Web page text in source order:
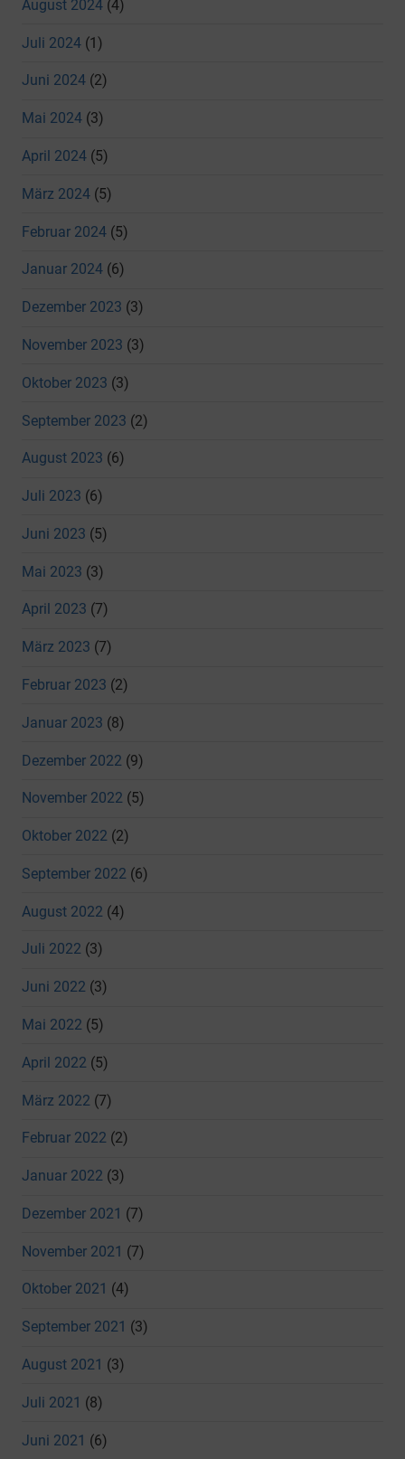
August 2024 (4)
Juli 2024 (1)
Juni 2024 (2)
Mai 2024 (3)
April 2024 (5)
März 2024 (5)
Februar 2024 (5)
Januar 2024 (6)
Dezember 2023 (3)
November 2023 (3)
Oktober 2023 (3)
September 2023 (2)
August 2023 (6)
Juli 2023 (6)
Juni 2023 (5)
Mai 2023 (3)
April 2023 (7)
März 2023 (7)
Februar 2023 (2)
Januar 2023 (8)
Dezember 2022 (9)
November 2022 (5)
Oktober 2022 (2)
September 2022 (6)
August 2022 (4)
Juli 2022 (3)
Juni 2022 (3)
Mai 2022 (5)
April 2022 (5)
März 2022 (7)
Februar 2022 (2)
Januar 2022 (3)
Dezember 2021 (7)
November 2021 (7)
Oktober 2021 (4)
September 2021 (3)
August 2021 (3)
Juli 2021 (8)
Juni 2021 (6)